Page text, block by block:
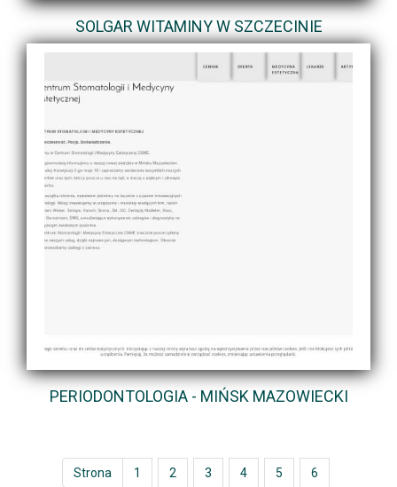
SOLGAR WITAMINY W SZCZECINIE
PERIODONTOLOGIA - MIŃSK MAZOWIECKI
Strona 1 2 3 4 5 6